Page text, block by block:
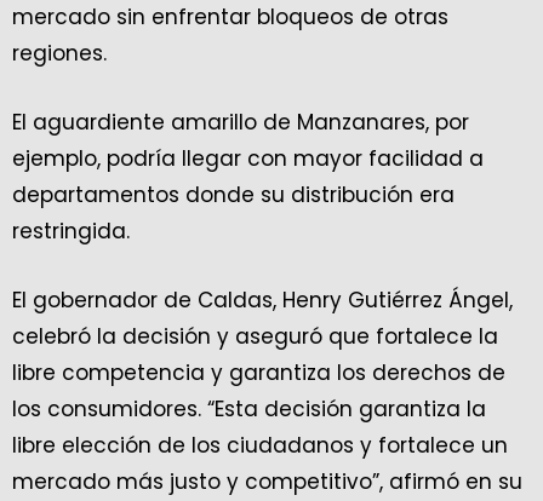
mercado sin enfrentar bloqueos de otras
regiones.
El aguardiente amarillo de Manzanares, por
ejemplo, podría llegar con mayor facilidad a
departamentos donde su distribución era
restringida.
El gobernador de Caldas, Henry Gutiérrez Ángel,
celebró la decisión y aseguró que fortalece la
libre competencia y garantiza los derechos de
los consumidores. “Esta decisión garantiza la
libre elección de los ciudadanos y fortalece un
mercado más justo y competitivo”, afirmó en su